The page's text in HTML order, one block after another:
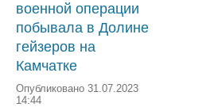
военной операции
побывала в Долине
гейзеров на
Камчатке
Опубликовано 31.07.2023
14:44